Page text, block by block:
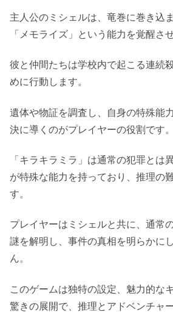
主人公のミシェルは、竜巻に巻き込
「メモライズ」という能力を覚醒さ
彼と仲間たちは学校内で起こる連続
めに行動します。
遺体や物証を調査し、自身の特殊能
決に導くのがプレイヤーの役割です。
「キラキラミラ」は通常の犯罪とは
が特殊な能力を持っており、推理の
す。
プレイヤーはミシェルと共に、通常
謎を解明し、事件の真相を明らかに
ん。
このゲームは独特の設定、魅力的な
驚きの展開で、推理とアドベンチャ